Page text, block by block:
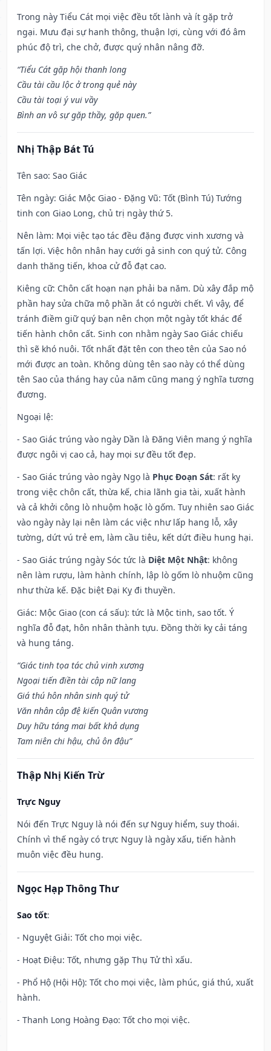
Trong này Tiểu Cát mọi việc đều tốt lành và ít gặp trở
ngại. Mưu đại sự hanh thông, thuận lợi, cùng với đó âm
phúc độ trì, che chở, được quý nhân nâng đỡ.
“Tiểu Cát gặp hội thanh long
Cầu tài cầu lộc ở trong quẻ này
Cầu tài toại ý vui vầy
Bình an vô sự gặp thầy, gặp quen.”
Nhị Thập Bát Tú
Tên sao: Sao Giác
Tên ngày: Giác Mộc Giao - Đặng Vũ: Tốt (Bình Tú) Tướng
tinh con Giao Long, chủ trị ngày thứ 5.
Nên làm: Mọi việc tạo tác đều đặng được vinh xương và
tấn lợi. Việc hôn nhân hay cưới gả sinh con quý tử. Công
danh thăng tiến, khoa cử đỗ đạt cao.
Kiêng cữ: Chôn cất hoạn nạn phải ba năm. Dù xây đắp mộ
phần hay sửa chữa mộ phần ắt có người chết. Vì vậy, để
tránh điềm giữ quý bạn nên chọn một ngày tốt khác để
tiến hành chôn cất. Sinh con nhằm ngày Sao Giác chiếu
thì sẽ khó nuôi. Tốt nhất đặt tên con theo tên của Sao nó
mới được an toàn. Không dùng tên sao này có thể dùng
tên Sao của tháng hay của năm cũng mang ý nghĩa tương
đương.
Ngoại lệ:
- Sao Giác trúng vào ngày Dần là Đăng Viên mang ý nghĩa
được ngôi vị cao cả, hay mọi sự đều tốt đẹp.
- Sao Giác trúng vào ngày Ngọ là Phục Đoạn Sát: rất kỵ
trong việc chôn cất, thừa kế, chia lãnh gia tài, xuất hành
và cả khởi công lò nhuộm hoặc lò gốm. Tuy nhiên sao Giác
vào ngày này lại nên làm các việc như lấp hang lỗ, xây
tường, dứt vú trẻ em, làm cầu tiêu, kết dứt điều hung hại.
- Sao Giác trúng ngày Sóc tức là Diệt Một Nhật: không
nên làm rượu, làm hành chính, lập lò gốm lò nhuộm cũng
như thừa kế. Đặc biệt Đại Kỵ đi thuyền.
Giác: Mộc Giao (con cá sấu): tức là Mộc tinh, sao tốt. Ý
nghĩa đỗ đạt, hôn nhân thành tựu. Đồng thời kỵ cải táng
và hung táng.
“Giác tinh tọa tác chủ vinh xương
Ngoại tiến điền tài cập nữ lang
Giá thú hôn nhân sinh quý tử
Văn nhân cập đệ kiến Quân vương
Duy hữu táng mai bất khả dụng
Tam niên chi hậu, chủ ôn đậu”
Thập Nhị Kiến Trừ
Trực Nguy
Nói đến Trực Nguy là nói đến sự Nguy hiểm, suy thoái.
Chính vì thế ngày có trực Nguy là ngày xấu, tiến hành
muôn việc đều hung.
Ngọc Hạp Thông Thư
Sao tốt:
- Nguyệt Giải: Tốt cho mọi việc.
- Hoạt Điệu: Tốt, nhưng gặp Thụ Tử thì xấu.
- Phổ Hộ (Hội Hộ): Tốt cho mọi việc, làm phúc, giá thú, xuất
hành.
- Thanh Long Hoàng Đạo: Tốt cho mọi việc.